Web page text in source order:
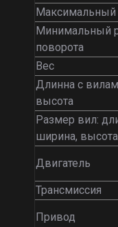
Максимальный
Минимальный
поворота
Вес
Длинна с
высота
Размер вил:
ширина, высота
Двигатель
Трансмиссия
Привод